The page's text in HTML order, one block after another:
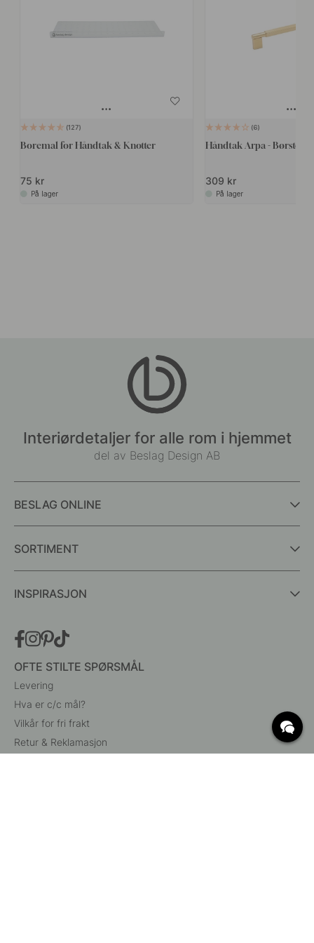
127
Boremal for Håndtak & Knotter
75 kr
På lager
6
Håndtak Arpa - Børstet
309 kr
På lager
Interiørdetaljer for alle rom i hjemmet
del av Beslag Design AB
BESLAG ONLINE
SORTIMENT
INSPIRASJON
OFTE STILTE SPØRSMÅL
Levering
Hva er c/c mål?
Vilkår for fri frakt
Retur & Reklamasjon